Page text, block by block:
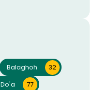
Balaghoh
32
Do'a
77